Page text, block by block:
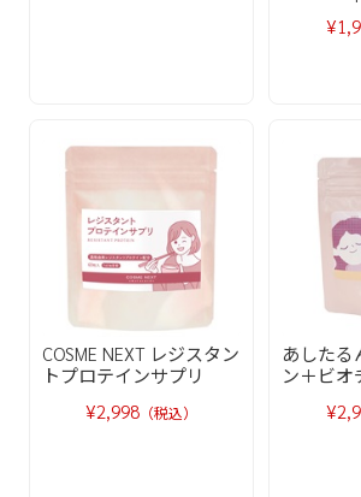
COSME NEXT レジスタン
トプロテインサプリ
¥2,998 （税込）
あした
ン＋ビオ